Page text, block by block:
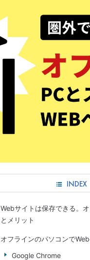
INDEX
Webサイトは保存できる。
とメリット
オフラインのパソコンで
Google Chrome